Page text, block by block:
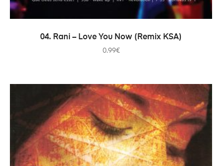
AJOUTER AU PANIER
04. Rani – Love You Now (Remix KSA)
0.99€